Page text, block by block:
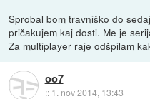
Sprobal bom travniško do
pričakujem kaj dosti. Me je
Za multiplayer raje odšpilam
oo7
:: 1. nov 2014, 13:43